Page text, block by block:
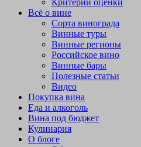
Критерии оценки
Всё о вине
Сорта винограда
Винные туры
Винные регионы
Российское вино
Винные бары
Полезные статьи
Видео
Покупка вина
Еда и алкоголь
Вина под бюджет
Кулинария
О блоге